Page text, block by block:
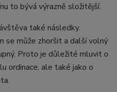
to bývá výrazně složitější.
také následky.
se může zhoršit a další volný
Proto je důležité mluvit o
ordinace, ale také jako o